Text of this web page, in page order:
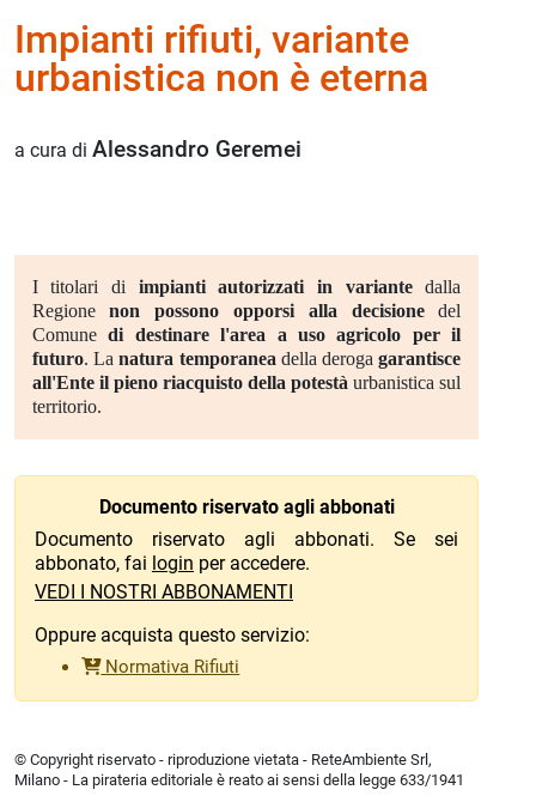
Impianti rifiuti, variante
urbanistica non è eterna
a cura di Alessandro Geremei
I titolari di impianti autorizzati in variantedalla
Regionenon possono opporsi alla decisionedel
Comunedi destinare l'area a uso agricolo per il
futuro. Lanatura temporanea della derogagarantisce
all'Ente il pieno riacquisto della potestà urbanistica sul
territorio.
Documento riservato agli abbonati
Documento riservato agli abbonati. Se sei
abbonato, fai login per accedere.
VEDI I NOSTRI ABBONAMENTI
Oppure acquista questo servizio:
Normativa Rifiuti
© Copyright riservato - riproduzione vietata - ReteAmbiente Srl,
Milano - La pirateria editoriale è reato ai sensi della legge 633/1941